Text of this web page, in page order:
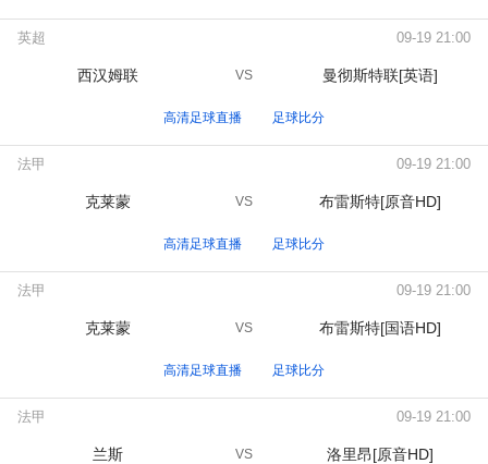
英超 09-19 21:00
西汉姆联 VS 曼彻斯特联[英语]
高清足球直播 足球比分
法甲 09-19 21:00
克莱蒙 VS 布雷斯特[原音HD]
高清足球直播 足球比分
法甲 09-19 21:00
克莱蒙 VS 布雷斯特[国语HD]
高清足球直播 足球比分
法甲 09-19 21:00
兰斯 VS 洛里昂[原音HD]